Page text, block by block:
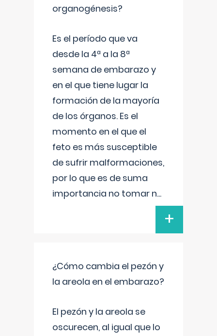
organogénesis?
Es el período que va
desde la 4ª a la 8ª
semana de embarazo y
en el que tiene lugar la
formación de la mayoría
de los órganos. Es el
momento en el que el
feto es más susceptible
de sufrir malformaciones,
por lo que es de suma
importancia no tomar n...
+
¿Cómo cambia el pezón y
la areola en el embarazo?
El pezón y la areola se
oscurecen, al igual que lo